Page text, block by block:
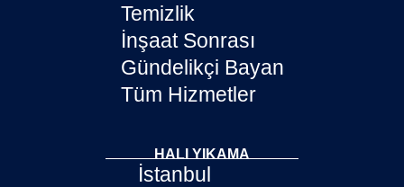
Temizlik
İnşaat Sonrası
Gündelikçi Bayan
Tüm Hizmetler
HALI YIKAMA
İstanbul